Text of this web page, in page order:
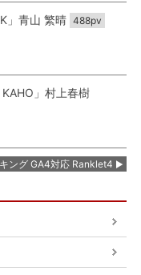
」青山 繁晴 488pv
」村上春樹
ング GA4対応 Ranklet4